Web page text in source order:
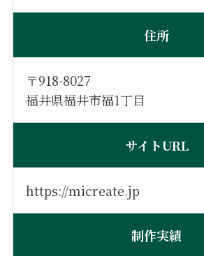
住所
〒918-8027
福井県福井市福1丁目
サイトURL
https://micreate.jp
制作実績